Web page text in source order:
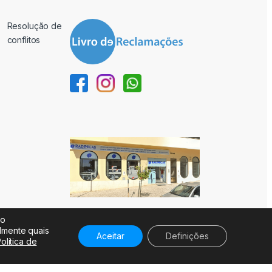
Resolução de
conflitos
quais
de
Aceitar Definições